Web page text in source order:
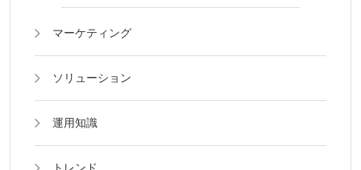
マーケティング
ソリューション
運用知識